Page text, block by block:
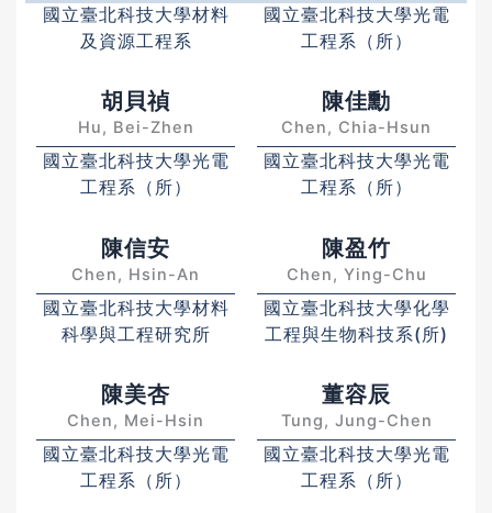
國立臺北科技大學材料
及資源工程系
國立臺北科技大學光電
工程系（所）
胡貝禎
Hu, Bei-Zhen
國立臺北科技大學光電
工程系（所）
陳佳勳
Chen, Chia-Hsun
國立臺北科技大學光電
工程系（所）
陳信安
Chen, Hsin-An
國立臺北科技大學材料
科學與工程研究所
陳盈竹
Chen, Ying-Chu
國立臺北科技大學化學
工程與生物科技系(所)
陳美杏
Chen, Mei-Hsin
國立臺北科技大學光電
工程系（所）
董容辰
Tung, Jung-Chen
國立臺北科技大學光電
工程系（所）